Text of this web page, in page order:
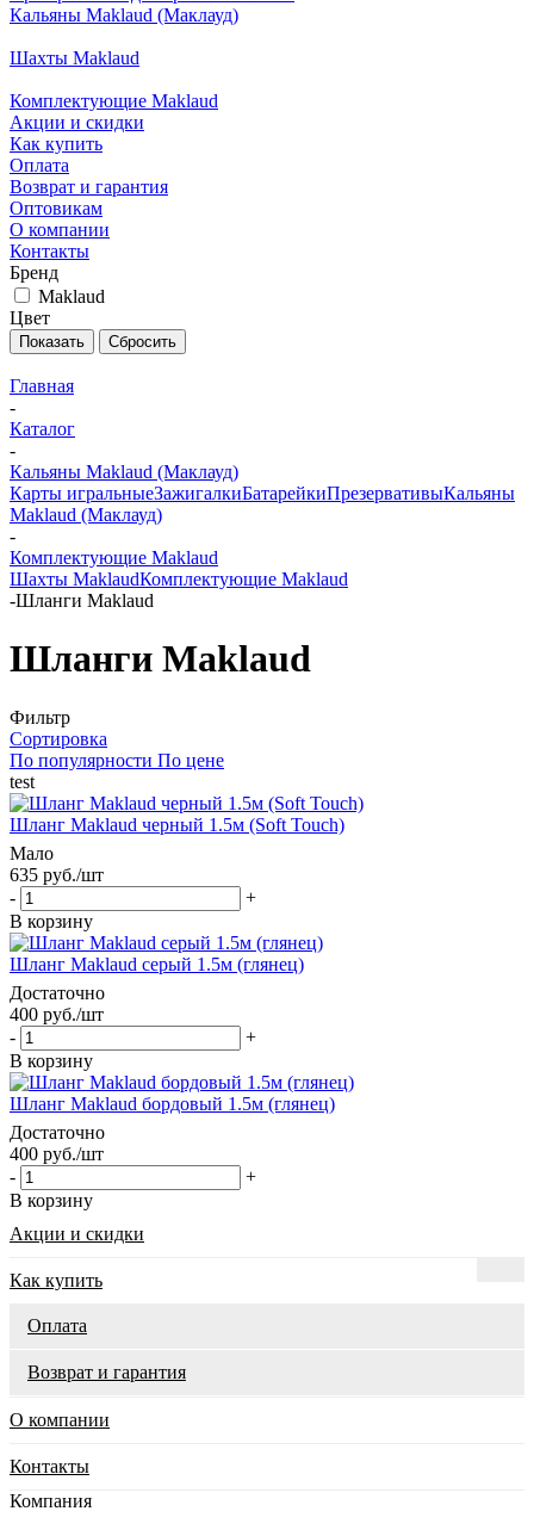
Кальяны Maklaud (Маклауд)
Шахты Maklaud
Комплектующие Maklaud
Акции и скидки
Как купить
Оплата
Возврат и гарантия
Оптовикам
О компании
Контакты
Бренд
Maklaud
Цвет
Сбросить
Главная
-
Каталог
-
Кальяны Maklaud (Маклауд)
Карты игральныеЗажигалкиБатарейкиПрезервативыКальяны
Maklaud (Маклауд)
-
Комплектующие Maklaud
Шахты MaklaudКомплектующие Maklaud
-Шланги Maklaud
Шланги Maklaud
Фильтр
Сортировка
По популярности По цене
test
Шланг Maklaud черный 1.5м (Soft Touch)
Мало
635 руб./шт
-
+
В корзину
Шланг Maklaud серый 1.5м (глянец)
Достаточно
400 руб./шт
-
+
В корзину
Шланг Maklaud бордовый 1.5м (глянец)
Достаточно
400 руб./шт
-
+
В корзину
Акции и скидки
Как купить
Оплата
Возврат и гарантия
О компании
Контакты
Компания